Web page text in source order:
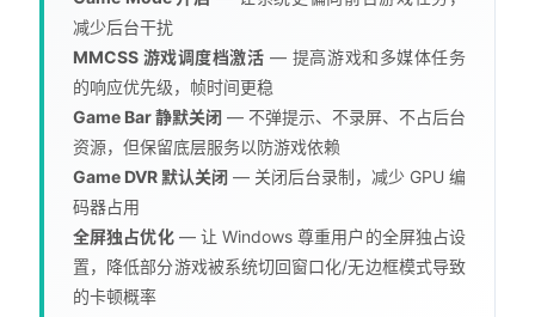
减少后台干扰
MMCSS 游戏调度档激活 — 提高游戏和多媒体任务
的响应优先级，帧时间更稳
Game Bar 静默关闭 — 不弹提示、不录屏、不占后台
资源，但保留底层服务以防游戏依赖
Game DVR 默认关闭 — 关闭后台录制，减少 GPU 编
码器占用
全屏独占优化— 让 Windows 尊重用户的全屏独占设
置，降低部分游戏被系统切回窗口化/无边框模式导致
的卡顿概率